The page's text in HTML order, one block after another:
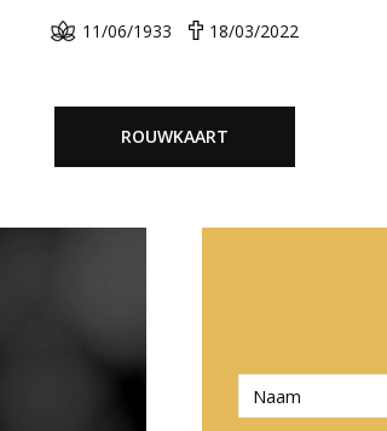
11/06/1933 18/03/2022
ROUWKAART
a